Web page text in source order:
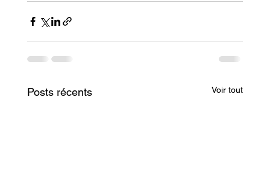
Posts récents Voir tout